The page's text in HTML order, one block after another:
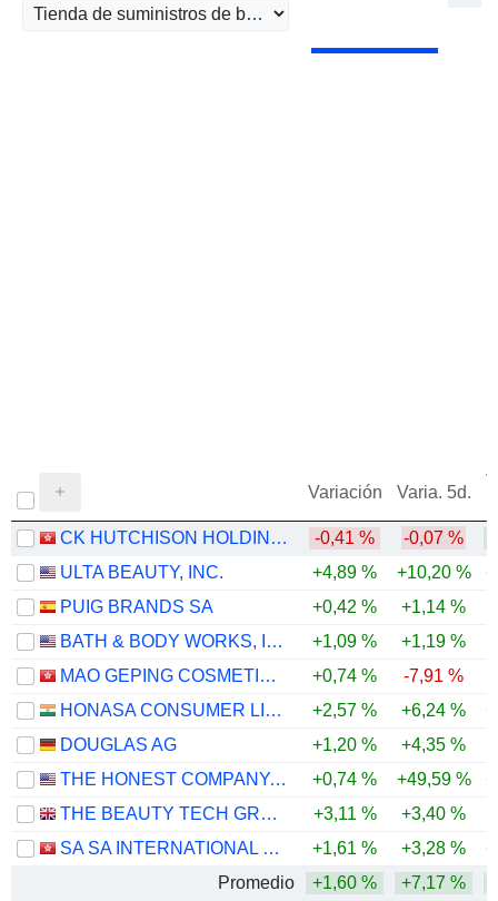
Variación Varia. 5d.
CK HUTCHISON HOLDINGS LIMITED -0,41 % -0,07 %
ULTA BEAUTY, INC.
+4,89 % +10,20 %
PUIG BRANDS SA
+0,42 % +1,14 %
BATH & BODY WORKS, INC.
+1,09 % +1,19 %
MAO GEPING COSMETICS CO., LTD.
+0,74 % -7,91 %
HONASA CONSUMER LIMITED
+2,57 % +6,24 %
DOUGLAS AG
+1,20 % +4,35 %
THE HONEST COMPANY, INC.
+0,74 % +49,59 %
THE BEAUTY TECH GROUP PLC
+3,11 %
+3,40 %
SA SA INTERNATIONAL HOLDINGS LIMITED
+1,61 % +3,28 %
Promedio
+1,60 % +7,17 %